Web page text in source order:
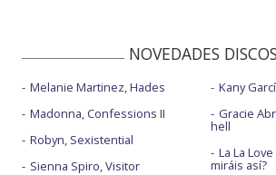
NOVEDADES DISCOS
Melanie Martinez, Hades
Madonna, Confessions II
Robyn, Sexistential
Sienna Spiro, Visitor
Kany
Gracie
hell
La La
miráis así?